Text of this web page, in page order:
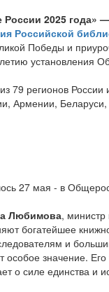
2025 года»
Российской
Победы и
установления
79 регионов России
Армении,
27 мая - в
Любимова, министр
богатейшее
и
особое значение.
о силе единства и